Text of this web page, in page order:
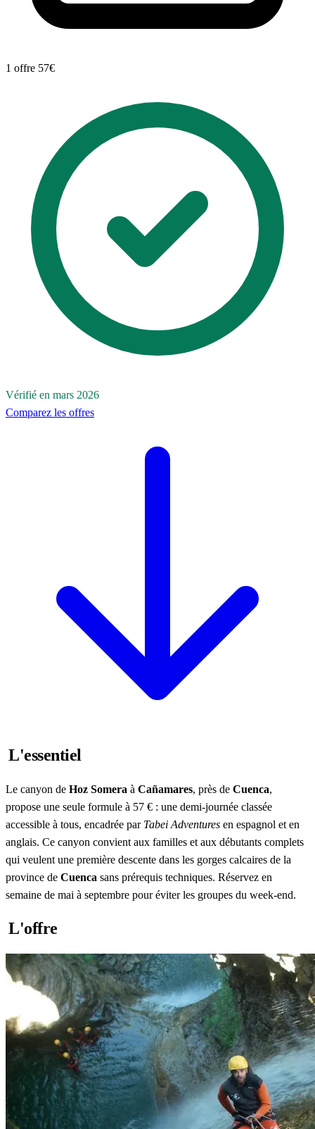
1 offre 57€
Vérifié en mars 2026
Comparez les offres
L'essentiel
Le canyon de Hoz Somera à Cañamares, près de Cuenca,
propose une seule formule à 57 € : une demi-journée classée
accessible à tous, encadrée par Tabei Adventures en espagnol et en
anglais. Ce canyon convient aux familles et aux débutants complets
qui veulent une première descente dans les gorges calcaires de la
province de Cuenca sans prérequis techniques. Réservez en
semaine de mai à septembre pour éviter les groupes du week-end.
L'offre